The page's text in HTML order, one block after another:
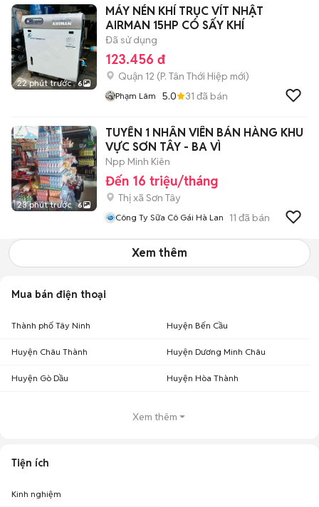
22 phút trước 6
MÁY NÉN KHÍ TRỤC VÍT NHẬT
AIRMAN 15HP CÓ SẤY KHÍ
Đã sử dụng
123.456 đ
Quận 12 (P. Tân Thới Hiệp mới)
Phạm Lâm 5.0 31 đã bán
23 phút trước 6
TUYỂN 1 NHÂN VIÊN BÁN HÀNG KHU
VỰC SƠN TÂY - BA VÌ
Npp Minh Kiên
Đến 16 triệu/tháng
Thị xã Sơn Tây
Công Ty Sữa Cô Gái Hà Lan 11 đã bán
Xem thêm
Mua bán điện thoại
Thành phố Tây Ninh Huyện Bến Cầu
Huyện Châu Thành Huyện Dương Minh Châu
Huyện Gò Dầu Huyện Hòa Thành
Xem thêm
Tiện ích
Kinh nghiệm